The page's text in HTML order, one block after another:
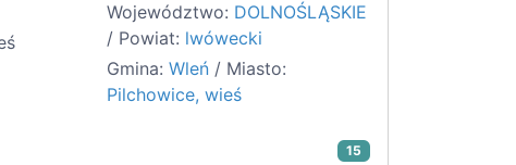
Województwo: DOLNOŚLĄSKIE
/ Powiat: lwówecki
Gmina: Wleń/ Miasto:
Pilchowice, wieś
15